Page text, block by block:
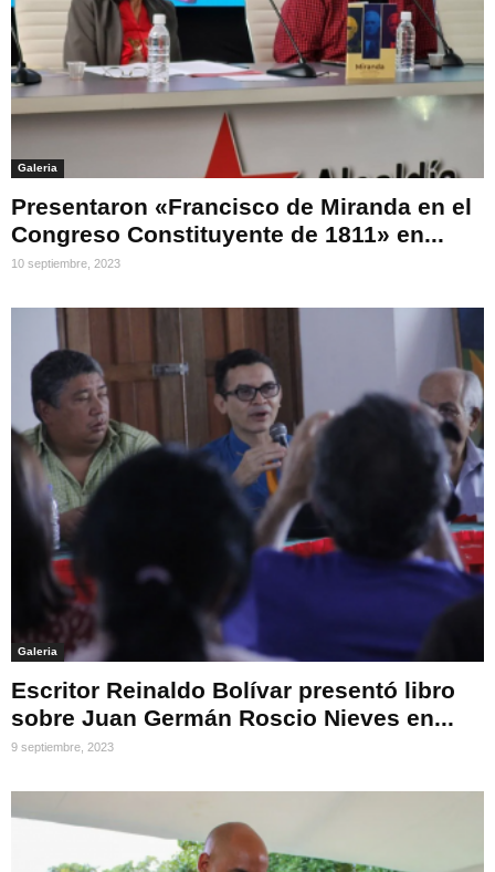
Galeria
Presentaron «Francisco de Miranda en el
Congreso Constituyente de 1811» en...
10 septiembre, 2023
Galeria
Escritor Reinaldo Bolívar presentó libro
sobre Juan Germán Roscio Nieves en...
9 septiembre, 2023